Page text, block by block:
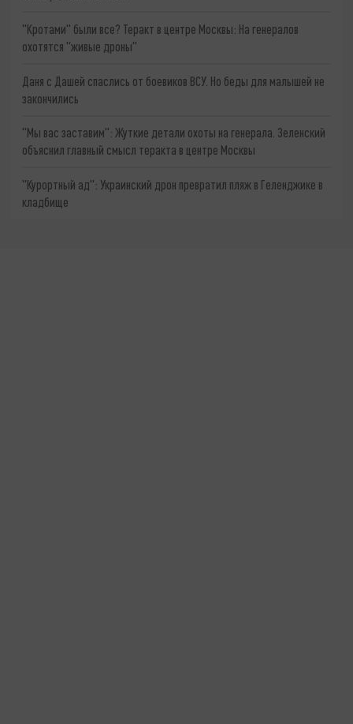
"Кротами" были все? Теракт в центре Москвы: На генералов
охотятся "живые дроны"
Даня с Дашей спаслись от боевиков ВСУ. Но беды для малышей не
закончились
"Мы вас заставим": Жуткие детали охоты на генерала. Зеленский
объяснил главный смысл теракта в центре Москвы
"Курортный ад": Украинский дрон превратил пляж в Геленджике в
кладбище